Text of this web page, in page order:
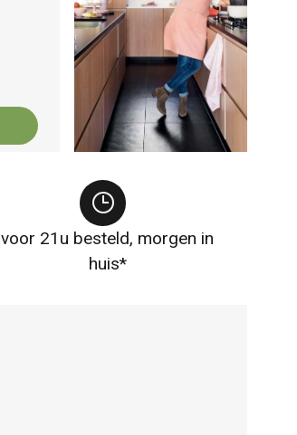
voor 21u besteld, morgen in
huis*